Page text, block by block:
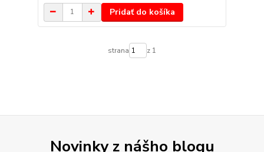
Pridať do košíka
strana z 1
Novinky z nášho blogu